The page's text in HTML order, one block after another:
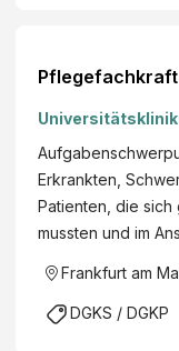
Erkrankten,
Patienten, die
mussten und im
Frankfurt am
DGKS / DGKP